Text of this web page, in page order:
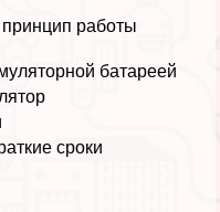
работы
батареей
сроки